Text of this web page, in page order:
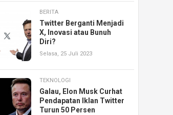
BERITA
Twitter Berganti Menjadi
X, Inovasi atau Bunuh
Diri?
Selasa, 25 Juli 2023
TEKNOLOGI
Galau, Elon Musk Curhat
Pendapatan Iklan Twitter
Turun 50 Persen